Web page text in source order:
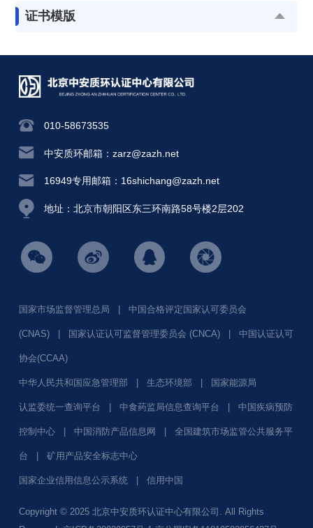
证书模版
010-58673535
中安质环邮箱：zarz@zazh.net
16949专用邮箱：16shichang@zazh.net
地址：北京市朝阳区东三环南路58号楼2层202
国家市场监督管理总局 中国合格评定国家认可委员会
(CNAS)| 国家认证认可监督管理委员会 (CNCA)| 中国认证认可
协会(CCAA)
中华人民共和国应急管理部 生态环境部 国家能源局
认监委统一查询平台 中食药监局信息查询平台 中国疾病预防
控制中心| 中国消防产品信息网 全国建筑市场监管公共服务平
台 矿用产品安全标志中心
国家企业信用信息公示系统 信用中国
Copyright © 2025 北京中安质环认证中心有限公司. All Rights